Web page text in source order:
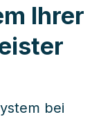
Ihrer
bei